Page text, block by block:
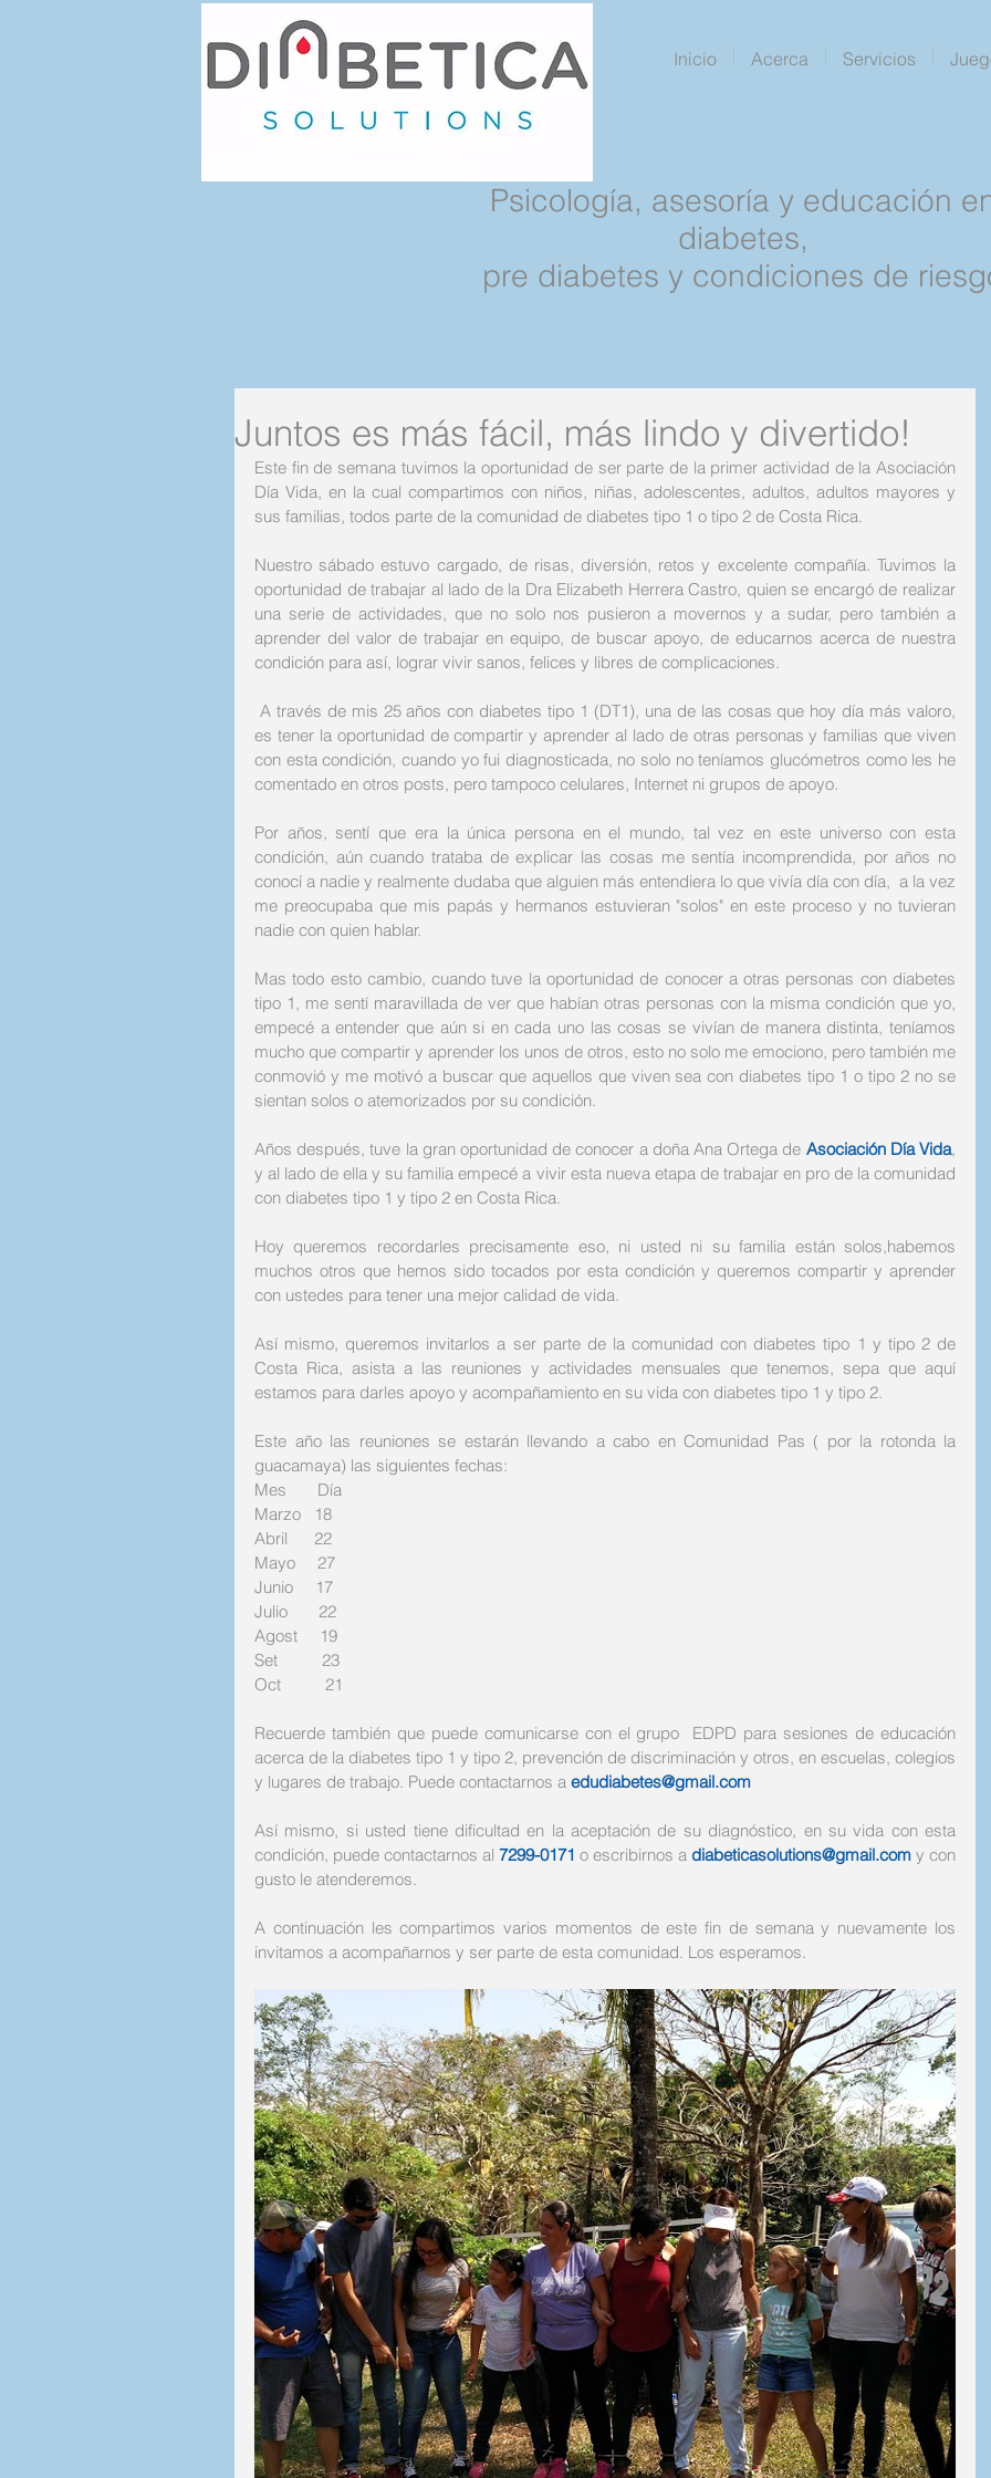
Inicio Acerca Servicios
Psicología, asesoría y educación
diabetes,
pre diabetes y condiciones de
Juntos es más fácil, más lindo y divertido!
Este fin de semana tuvimos la oportunidad de ser parte de la primer actividad de la Asociación
Día Vida, en la cual compartimos con niños, niñas, adolescentes, adultos, adultos mayores y
sus familias, todos parte de la comunidad de diabetes tipo 1 o tipo 2 de Costa Rica.
Nuestro sábado estuvo cargado, de risas, diversión, retos y excelente compañía. Tuvimos la
oportunidad de trabajar al lado de la Dra Elizabeth Herrera Castro, quien se encargó de realizar
una serie de actividades, que no solo nos pusieron a movernos y a sudar, pero también a
aprender del valor de trabajar en equipo, de buscar apoyo, de educarnos acerca de nuestra
condición para así, lograr vivir sanos, felices y libres de complicaciones.
es tener la oportunidad de compartir y aprender al lado de otras personas y familias que viven
con esta condición, cuando yo fui diagnosticada, no solo no teníamos glucómetros como les he
comentado en otros posts, pero tampoco celulares, Internet ni grupos de apoyo.
Por años, sentí que era la única persona en el mundo, tal vez en este universo con esta
condición, aún cuando trataba de explicar las cosas me sentía incomprendida, por años no
conocí a nadie y realmente dudaba que alguien más entendiera lo que vivía día con día,  a la vez
me preocupaba que mis papás y hermanos estuvieran "solos" en este proceso y no tuvieran
nadie con quien hablar.
Mas todo esto cambio, cuando tuve la oportunidad de conocer a otras personas con diabetes
tipo 1, me sentí maravillada de ver que habían otras personas con la misma condición que yo,
empecé a entender que aún si en cada uno las cosas se vivían de manera distinta, teníamos
mucho que compartir y aprender los unos de otros, esto no solo me emociono, pero también me
conmovió y me motivó a buscar que aquellos que viven sea con diabetes tipo 1 o tipo 2 no se
sientan solos o atemorizados por su condición.
Años después, tuve la gran oportunidad de conocer a doña Ana Ortega de Asociación Día Vida,
y al lado de ella y su familia empecé a vivir esta nueva etapa de trabajar en pro de la comunidad
con diabetes tipo 1 y tipo 2 en Costa Rica.
Hoy queremos recordarles precisamente eso, ni usted ni su familia están solos,habemos
muchos otros que hemos sido tocados por esta condición y queremos compartir y aprender
con ustedes para tener una mejor calidad de vida.
Así mismo, queremos invitarlos a ser parte de la comunidad con diabetes tipo 1 y tipo 2 de
Costa Rica, asista a las reuniones y actividades mensuales que tenemos, sepa que aquí
estamos para darles apoyo y acompañamiento en su vida con diabetes tipo 1 y tipo 2.
Este año las reuniones se estarán llevando a cabo en Comunidad Pas ( por la rotonda la
guacamaya) las siguientes fechas:
Mes       Día
Marzo   18
Abril      22
Mayo     27
Junio     17
Julio       22
Agost     19
Set          23
Oct          21
Recuerde también que puede comunicarse con el grupo  EDPD para sesiones de educación
acerca de la diabetes tipo 1 y tipo 2, prevención de discriminación y otros, en escuelas, colegios
y lugares de trabajo. Puede contactarnos a edudiabetes@gmail.com
Así mismo, si usted tiene dificultad en la aceptación de su diagnóstico, en su vida con esta
condición, puede contactarnos al 7299-0171 o escribirnos a diabeticasolutions@gmail.com y con
gusto le atenderemos.
A continuación les compartimos varios momentos de este fin de semana y nuevamente los
invitamos a acompañarnos y ser parte de esta comunidad. Los esperamos.